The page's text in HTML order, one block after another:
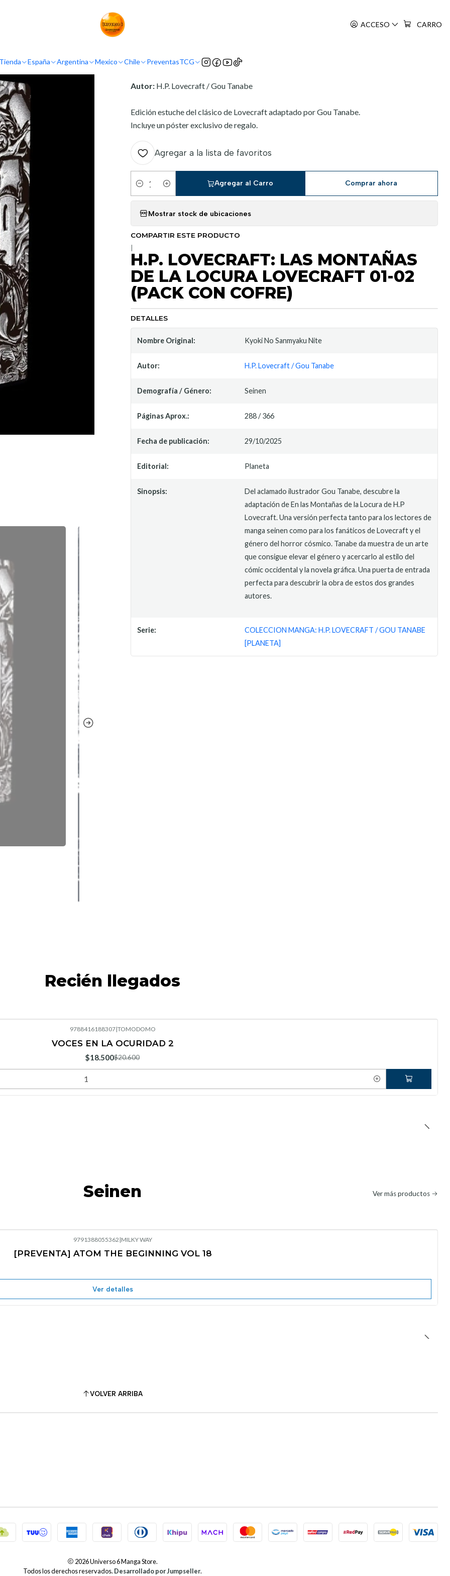
ACCESO CARRO
Tienda España Argentina Mexico Chile PreventasTCG
Nombre original:Kyoki No Sanmyaku Nite
Autor: H.P. Lovecraft / Gou Tanabe
Edición estuche del clásico de Lovecraft adaptado por Gou Tanabe.
Incluye un póster exclusivo de regalo.
Agregar a la lista de favoritos
Cantidad
Agregar al Carro Comprar ahora
Mostrar stock de ubicaciones
COMPARTIR ESTE PRODUCTO
H.P. LOVECRAFT: LAS MONTAÑAS
DE LA LOCURA LOVECRAFT 01-02
(PACK CON COFRE)
DETALLES
Nombre Original: Kyoki No Sanmyaku Nite
Autor: H.P. Lovecraft / Gou Tanabe
Demografía / Género: Seinen
Páginas Aprox.: 288 / 366
Fecha de publicación: 29/10/2025
Editorial: Planeta
Sinopsis:
Del aclamado ilustrador Gou Tanabe, descubre la
adaptación de En las Montañas de la Locura de H.P
Lovecraft. Una versión perfecta tanto para los lectores de
manga seinen como para los fanáticos de Lovecraft y el
género del horror cósmico. Tanabe da muestra de un arte
que consigue elevar el género y acercarlo al estilo del
cómic occidental y la novela gráfica. Una puerta de entrada
perfecta para descubrir la obra de estos dos grandes
autores.
Serie:
COLECCION MANGA: H.P. LOVECRAFT / GOU TANABE
[PLANETA]
Recién llegados
9788416188307|TOMODOMO
VOCES EN LA OCURIDAD 2
$18.500$20.600
Seinen Ver más productos
9791388055362 |MILKY WAY
[PREVENTA] ATOM THE BEGINNING VOL 18
Ver detalles
VOLVER ARRIBA
2026 Universo 6 Manga Store.
Todos los derechos reservados. Desarrollado por Jumpseller.